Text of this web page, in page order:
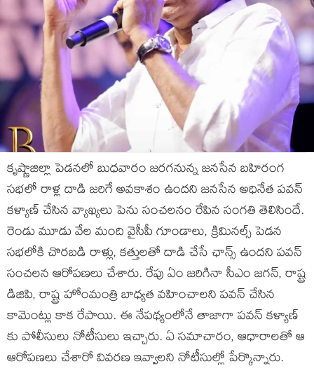
కృష్ణాజిల్లా పెడనలో బుధవారం జరగనున్న జనసేన బహిరంగ
సభలో రాళ్ల దాడి జరిగే అవకాశం ఉందని జనసేన అధినేత పవన్
కళ్యాణ్ చేసిన వ్యాఖ్యలు పెను సంచలనం రేపిన సంగతి తెలిసిందే.
రెండు మూడు వేల మంది వైసీపీ గూండాలు, క్రిమినల్స్ పెడన
సభలోకి చొరబడి రాళ్లు, కత్తులతో దాడి చేసే ఛాన్స్ ఉందని పవన్
సంచలన ఆరోపణలు చేశారు. రేపు ఏం జరిగినా సీఎం జగన్, రాష్ట్ర
డిజిపి, రాష్ట్ర హోంమంత్రి బాధ్యత వహించాలని పవన్ చేసిన
కామెంట్లు కాక రేపాయి. ఈ నేపథ్యంలోనే తాజాగా పవన్ కళ్యాణ్
కు పోలీసులు నోటీసులు ఇచ్చారు. ఏ సమాచారం, ఆధారాలతో ఆ
ఆరోపణలు చేశారో వివరణ ఇవ్వాలని నోటీసుల్లో పేర్కొన్నారు.